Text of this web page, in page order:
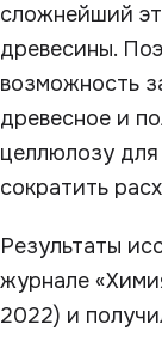
сложнейший
древесины.
возможность
древесное и
целлюлозу
сократить
Результаты
журнале
2022) и